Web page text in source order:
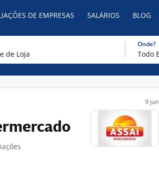
DE EMPRESAS SALÁRIOS BLOG
Onde?
9 jun